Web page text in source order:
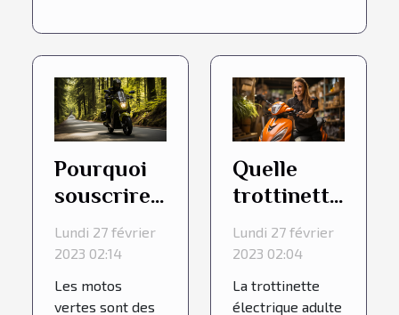
Pourquoi
souscrire
à une
assurance
moto verte
?
Lundi 27 février
2023 02:14
Les motos
vertes sont des
Quelle
trottinette
électrique
adulte
choisir ?
Lundi 27 février
2023 02:04
La trottinette
électrique adulte